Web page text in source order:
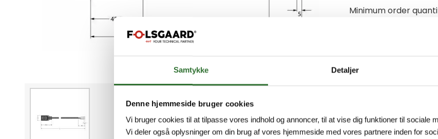
Samtykke Detaljer
Denne hjemmeside bruger cookies
Vi bruger cookies til at tilpasse vores indhold og annoncer, til at vise dig funktioner til sociale
Vi deler også oplysninger om din brug af vores hjemmeside med vores partnere inden for
Minimum order